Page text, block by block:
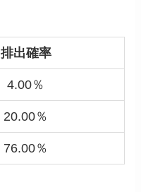
排出確率
4.00％
20.00％
76.00％